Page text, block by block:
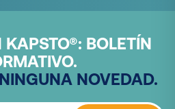
BOLETÍN
NOVEDAD.